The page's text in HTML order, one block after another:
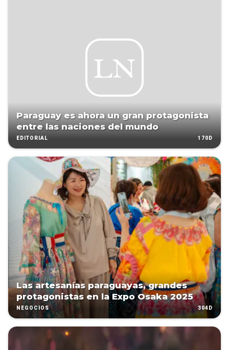
Paraguay es ahora un gran protagonista
entre las naciones del mundo
EDITORIAL 170D
Las artesanías paraguayas, grandes
protagonistas en la Expo Osaka 2025
NEGOCIOS 304D